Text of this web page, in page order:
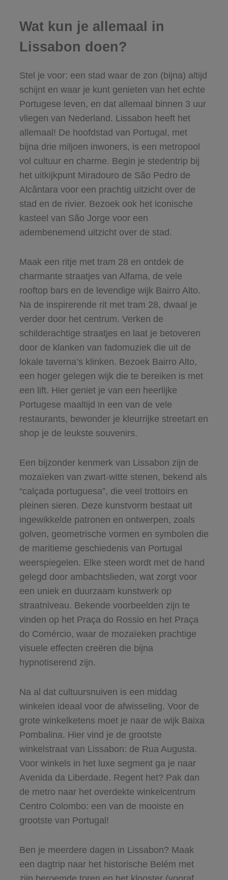
Wat kun je allemaal in
Lissabon doen?
Stel je voor: een stad waar de zon (bijna) altijd
schijnt en waar je kunt genieten van het echte
Portugese leven, en dat allemaal binnen 3 uur
vliegen van Nederland. Lissabon heeft het
allemaal! De hoofdstad van Portugal, met
bijna drie miljoen inwoners, is een metropool
vol cultuur en charme. Begin je stedentrip bij
het uitkijkpunt Miradouro de São Pedro de
Alcântara voor een prachtig uitzicht over de
stad en de rivier. Bezoek ook het iconische
kasteel van São Jorge voor een
adembenemend uitzicht over de stad.
Maak een ritje met tram 28 en ontdek de
charmante straatjes van Alfama, de vele
rooftop bars en de levendige wijk Bairro Alto.
Na de inspirerende rit met tram 28, dwaal je
verder door het centrum. Verken de
schilderachtige straatjes en laat je betoveren
door de klanken van fadomuziek die uit de
lokale taverna’s klinken. Bezoek Bairro Alto,
een hoger gelegen wijk die te bereiken is met
een lift. Hier geniet je van een heerlijke
Portugese maaltijd in een van de vele
restaurants, bewonder je kleurrijke streetart en
shop je de leukste souvenirs.
Een bijzonder kenmerk van Lissabon zijn de
mozaïeken van zwart-witte stenen, bekend als
“calçada portuguesa”, die veel trottoirs en
pleinen sieren. Deze kunstvorm bestaat uit
ingewikkelde patronen en ontwerpen, zoals
golven, geometrische vormen en symbolen die
de maritieme geschiedenis van Portugal
weerspiegelen. Elke steen wordt met de hand
gelegd door ambachtslieden, wat zorgt voor
een uniek en duurzaam kunstwerk op
straatniveau. Bekende voorbeelden zijn te
vinden op het Praça do Rossio en het Praça
do Comércio, waar de mozaïeken prachtige
visuele effecten creëren die bijna
hypnotiserend zijn.
Na al dat cultuursnuiven is een middag
winkelen ideaal voor de afwisseling. Voor de
grote winkelketens moet je naar de wijk Baixa
Pombalina. Hier vind je de grootste
winkelstraat van Lissabon: de Rua Augusta.
Voor winkels in het luxe segment ga je naar
Avenida da Liberdade. Regent het? Pak dan
de metro naar het overdekte winkelcentrum
Centro Colombo: een van de mooiste en
grootste van Portugal!
Ben je meerdere dagen in Lissabon? Maak
een dagtrip naar het historische Belém met